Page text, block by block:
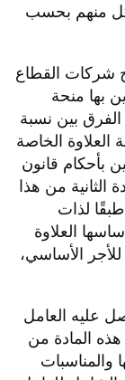
منهم بحسب
اعتبارا من ۲۰۲٦/٧/١، منح شركات القطاع
بها منحة
بين نسبة
العلاوة الخاصة
بأحكام قانون
الثانية من هذا
لذات
العلاوة
الأساسي،
عليه العامل
هذه المادة من
والمناسبات